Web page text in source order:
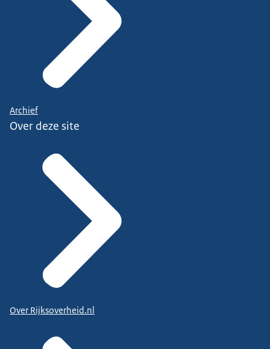
Archief
Over deze site
Over Rijksoverheid.nl